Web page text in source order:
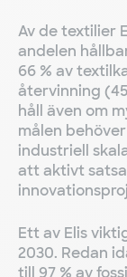
Av de textilier
andelen
66 % av
återvinning
håll även om
målen
industriell
att aktivt
Ett av Elis
2030. Redan
till 97 % av